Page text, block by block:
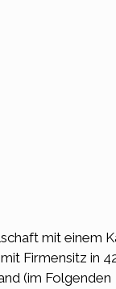
mit einem
Firmensitz in
(im Folgenden